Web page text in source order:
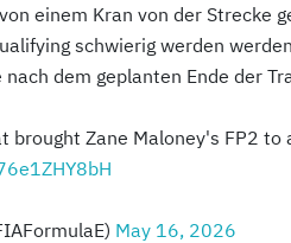
einem Kran von der Strecke
schwierig werden
dem geplanten Ende der
brought Zane Maloney's FP2 to
May 16, 2026